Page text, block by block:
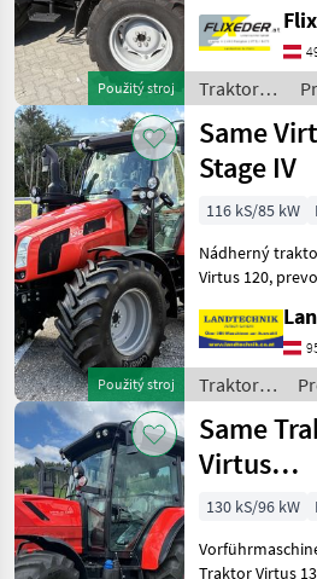
Zobrazit
vše
MARKETPLACE
Marketplace
Nabídky
prodejců
Použitý stroj
Steplinger Mit
hydraulischem
Bremseventil
MIt 3x DW
Traktory /
Same
Použitý stroj
Same
Stage IV
116 kS/85 kW
Nádherný
Virtus 120, prevodovka
40 km/h, s trojstupňovým
radením pod
30/30 a
komfortná
Traktory /
Same
Same
Virtus
130 kS/96 kW
Traktor Virtus